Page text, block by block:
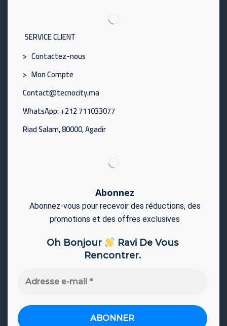
SERVICE CLIENT
> Contactez-nous
> Mon Compte
Contact@tecnocity.ma
WhatsApp: +212 711033077
Riad Salam, 80000, Agadir
Abonnez
Abonnez-vous pour recevoir des réductions, des
promotions et des offres exclusives
Oh Bonjour
Ravi De Vous
Rencontrer.